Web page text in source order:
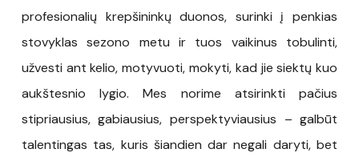
profesionalių krepšininkų duonos, surinki į penkias
stovyklas sezono metu ir tuos vaikinus tobulinti,
užvesti ant kelio, motyvuoti, mokyti, kad jie siektų kuo
aukštesnio lygio. Mes norime atsirinkti pačius
stipriausius, gabiausius, perspektyviausius – galbūt
talentingas tas, kuris šiandien dar negali daryti, bet